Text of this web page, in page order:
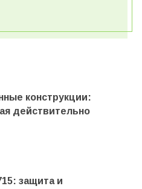
конструкции:
действительно
защита и